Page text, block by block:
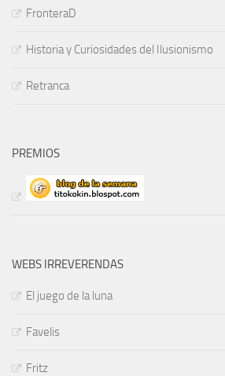
FronteraD
Historia y Curiosidades del Ilusionismo
Retranca
PREMIOS
WEBS IRREVERENDAS
El juego de la luna
Favelis
Fritz